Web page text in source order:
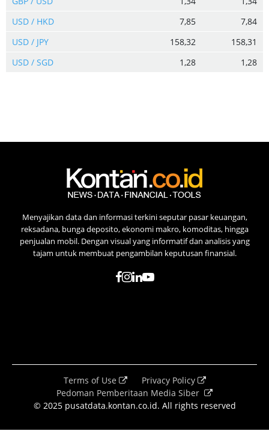
USD / HKD
7,85
7,84
USD / JPY
158,32
158,31
USD / SGD
1,28 1,28
Menyajikan data dan informasi terkini seputar pasar keuangan,
reksadana, bunga deposito, ekonomi makro, komoditas, hingga
penjualan mobil. Dengan visual yang informatif dan analisis yang
tajam untuk membuat pengambilan keputusan finansial.
Terms of Use
Privacy Policy
Pedoman Pemberitaan Media Siber
© 2025 pusatdata.kontan.co.id. All rights reserved